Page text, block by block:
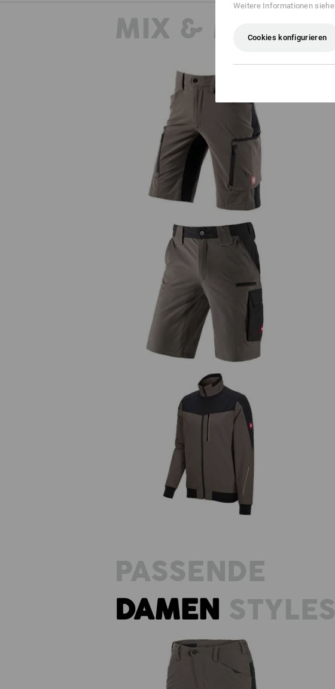
MIX & MATCH
Short e.s.vision stretch, Herren
Funktions Short e.s.dynashield
Funktions Bundjacke e.s.dynashield
PASSENDE
DAMEN STYLES
Weitere Informationen siehe
Cookies konfigurieren